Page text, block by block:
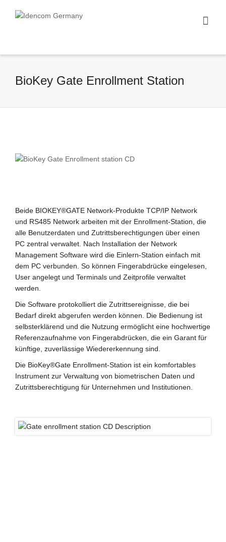
BioKey Gate Enrollment Station
Beide BIOKEY®GATE Network-Produkte TCP/IP Network
und RS485 Network arbeiten mit der Enrollment-Station, die
alle Benutzerdaten und Zutrittsberechtigungen über einen
PC zentral verwaltet. Nach Installation der Network
Management Software wird die Einlern-Station einfach mit
dem PC verbunden. So können Fingerabdrücke eingelesen,
User angelegt und Terminals und Zeitprofile verwaltet
werden.
Die Software protokolliert die Zutrittsereignisse, die bei
Bedarf direkt abgerufen werden können. Die Bedienung ist
selbsterklärend und die Nutzung ermöglicht eine hochwertige
Referenzaufnahme von Fingerabdrücken, die ein Garant für
künftige, zuverlässige Wiedererkennung sind.
Die BioKey®Gate Enrollment-Station ist ein komfortables
Instrument zur Verwaltung von biometrischen Daten und
Zutrittsberechtigung für Unternehmen und Institutionen.